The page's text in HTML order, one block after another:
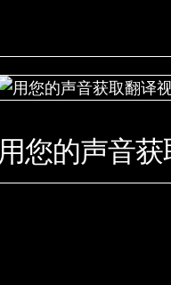
用您的声音